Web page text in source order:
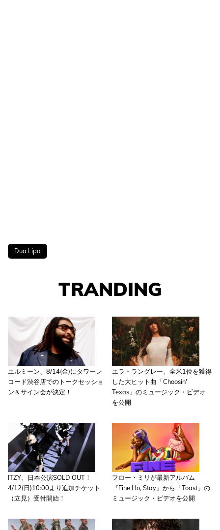
Dua Lipa
TRANDING
エルミーン、8/14(金)にタワーレ
コード渋谷店でのトークセッショ
ン＆サイン会が決定！
エラ・ラングレー、全米1位を獲得
した大ヒット曲「Choosin'
Texas」のミュージック・ビデオ
を公開
ITZY、日本公演SOLD OUT！
4/12(日)10:00より追加チケット
（立見）受付開始！
フロー・ミリが最新アルバム
『Fine Ho, Stay』から「Toast」の
ミュージック・ビデオを公開